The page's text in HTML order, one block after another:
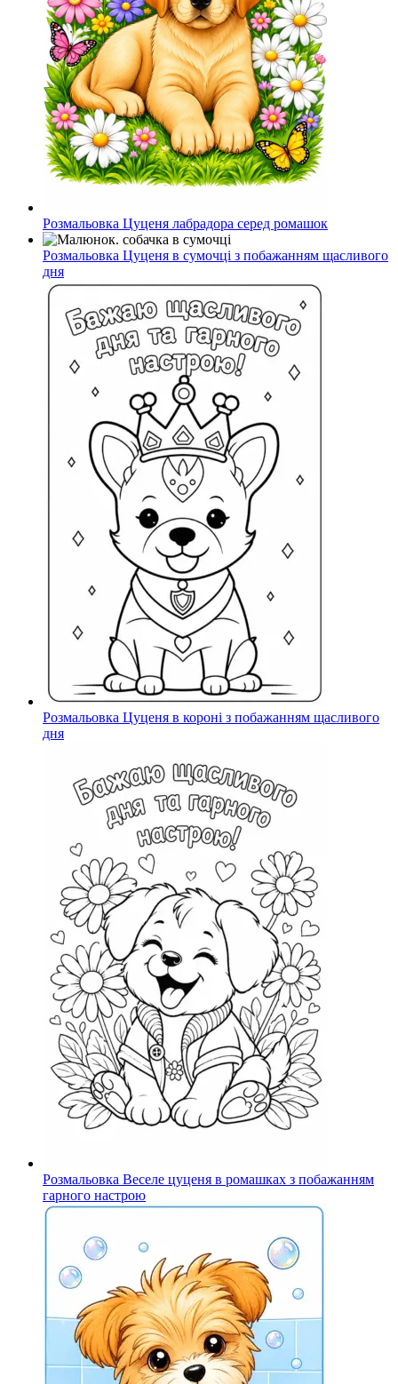
Розмальовка Цуценя лабрадора серед ромашок
Розмальовка Цуценя в сумочці з побажанням щасливого
дня
Розмальовка Цуценя в короні з побажанням щасливого
дня
Розмальовка Веселе цуценя в ромашках з побажанням
гарного настрою